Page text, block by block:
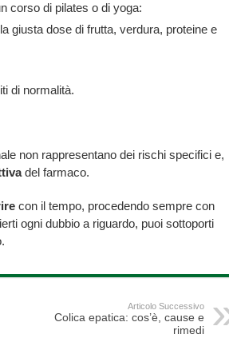
corso di pilates o di yoga:
giusta dose di frutta, verdura, proteine e
di normalità.
non rappresentano dei rischi specifici e,
del farmaco.
con il tempo, procedendo sempre con
ogni dubbio a riguardo, puoi sottoporti
Articolo Successivo
Colica epatica: cos’è, cause e
rimedi